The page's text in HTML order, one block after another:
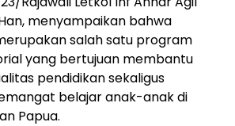
menyampaikan bahwa
salah satu program
yang bertujuan membantu
pendidikan sekaligus
belajar anak-anak di
Papua.